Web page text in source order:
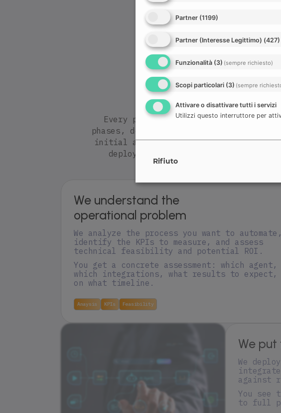
How
from kickoff
Every project follows a structured
phases, defined ownership, and
initial analysis to in-production
deployment, integration, and
We understand the
operational problem
We analyze the process you want to automate,
identify the KPIs to measure, and assess
technical feasibility and potential ROI.
You get a concrete assessment: which agent,
which integrations, what results to expect,
on what timeline.
Anaysis KPIs Feasibility
We
We
against
You see
to full
Partner (1199)
Partner (Interesse Legittimo) (427)
Funzionalità (3) (sempre richiesto)
Scopi particolari (3) (sempre
Attivare o disattivare tutti i servizi
Utilizzi questo interruttore per
Rifiuto